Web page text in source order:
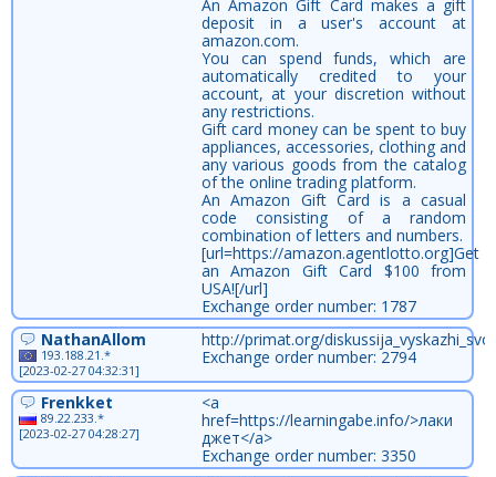
An Amazon Gift Card makes a gift
deposit in a user's account at
amazon.com.
You can spend funds, which are
automatically credited to your
account, at your discretion without
any restrictions.
Gift card money can be spent to buy
appliances, accessories, clothing and
any various goods from the catalog
of the online trading platform.
An Amazon Gift Card is a casual
code consisting of a random
combination of letters and numbers.
[url=https://amazon.agentlotto.org]Get
an Amazon Gift Card $100 from
USA![/url]
Exchange order number: 1787
NathanAllom
193.188.21.*
[2023-02-27 04:32:31]
http://primat.org/
Exchange order number: 2794
Frenkket
89.22.233.*
[2023-02-27 04:28:27]
<a
href=https://learningabe.info/>лаки
джет</a>
Exchange order number: 3350